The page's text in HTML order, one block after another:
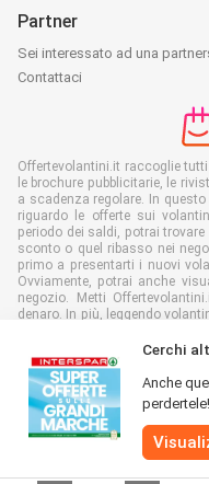
Cerchi
Anche
perdertele!
Partner
Sei interessato ad una
Contattaci
Offertevolantini.it raccoglie
le brochure pubblicitarie, le
a scadenza regolare. In
riguardo le offerte sui
periodo dei saldi, potrai
sconto o quel ribasso nei
primo a presentarti i nuovi
Ovviamente, potrai anche
negozio. Metti
denaro. In più, leggendo
Tutti i diritti riservati ©
|Politiche